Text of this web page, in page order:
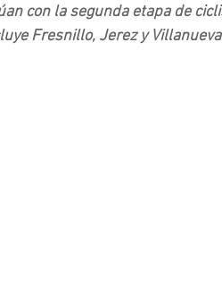
con la segunda etapa de
Fresnillo, Jerez y Villanueva